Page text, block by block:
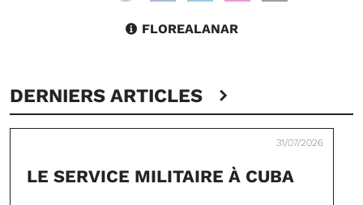
FLOREALANAR
DERNIERS ARTICLES
31/07/2026
LE SERVICE MILITAIRE À CUBA